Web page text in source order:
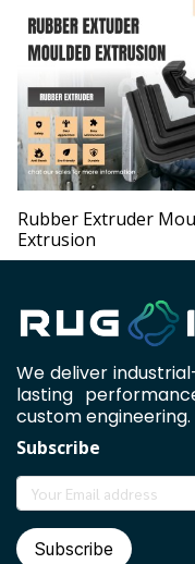
Rubber Extruder
Extrusion
We deliver
lasting
custom engineering.
Subscribe
Subscribe